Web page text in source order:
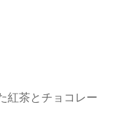
紅茶とチョコレー